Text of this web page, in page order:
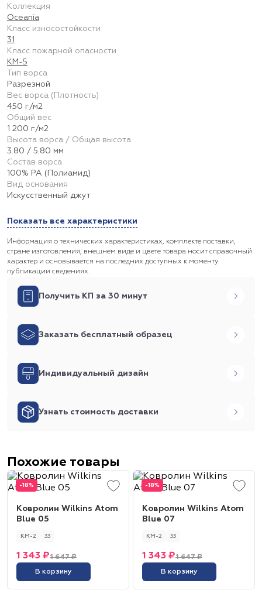
Коллекция
Oceania
Класс износостойкости
31
Класс пожарной опасности
КМ-5
Тип ворса
Разрезной
Вес ворса (Плотность)
450 г/м2
Общий вес
1 200 г/м2
Высота ворса / Общая высота
3.80 / 5.80 мм
Состав ворса
100% PA (Полиамид)
Вид основания
Искусственный джут
Показать все характеристики
Информация о технических характеристиках, комплекте поставки,
стране изготовления, внешнем виде и цвете товара носит справочный
характер и основывается на последних доступных к моменту
публикации сведениях.
Получить КП за 30 минут
Заказать бесплатный образец
Индивидуальный дизайн
Узнать стоимость доставки
Похожие товары
-18%
Ковролин Wilkins Atom
Blue 05
КМ-2 33
1 647 ₽
1 343 ₽
В корзину
-18%
Ковролин Wilkins Atom
Blue 07
КМ-2 33
1 647 ₽
1 343 ₽
В корзину